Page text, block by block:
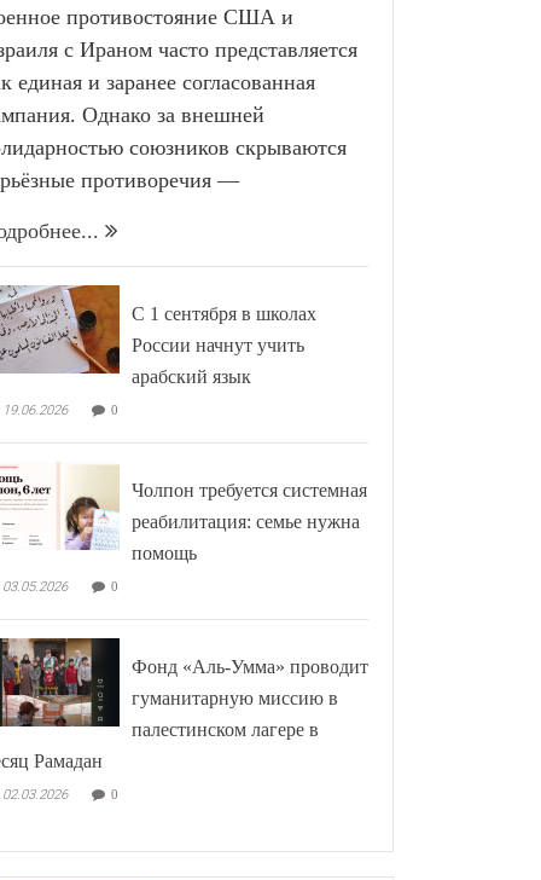
противостояние США и
с Ираном часто представляется
единая и заранее согласованная
Однако за внешней
союзников скрываются
противоречия —
С 1 сентября в школах
России начнут учить
арабский язык
19.06.2026 0
Чолпон требуется системная
реабилитация: семье нужна
помощь
03.05.2026 0
Фонд «Аль-Умма» проводит
гуманитарную миссию в
палестинском лагере в
Рамадан
02.03.2026 0